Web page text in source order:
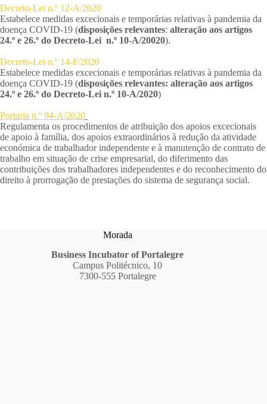
Decreto-Lei n.º 12-A/2020
Estabelece medidas excecionais e temporárias relativas à pandemia da
doença COVID-19 (disposições relevantes: alteração aos artigos
24.º e 26.º do Decreto-Lei n.º 10-A/20020).
Decreto-Lei n.º 14-F/2020
Estabelece medidas excecionais e temporárias relativas à pandemia da
doença COVID-19 (disposições relevantes: alteração aos artigos
24.º e 26.º do Decreto-Lei n.º 10-A/2020)
Portaria n.º 94-A/2020
Regulamenta os procedimentos de atribuição dos apoios excecionais
de apoio à família, dos apoios extraordinários à redução da atividade
económica de trabalhador independente e à manutenção de contrato de
trabalho em situação de crise empresarial, do diferimento das
contribuições dos trabalhadores independentes e do reconhecimento do
direito à prorrogação de prestações do sistema de segurança social.
Morada
Business Incubator of Portalegre
Campus Politécnico, 10
7300-555 Portalegre